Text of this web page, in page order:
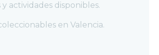
actividades disponibles.
en Valencia.